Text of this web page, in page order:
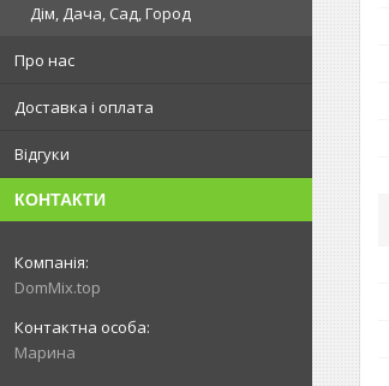
Дім, Дача, Сад, Город
Про нас
Доставка і оплата
Відгуки
КОНТАКТИ
DomMix.top
Марина